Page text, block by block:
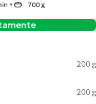
700 g
200 g
200 g